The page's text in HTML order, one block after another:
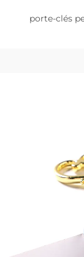
porte-clés